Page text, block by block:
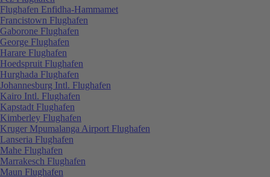
Flughafen Enfidha-Hammamet
Francistown Flughafen
Gaborone Flughafen
George Flughafen
Harare Flughafen
Hoedspruit Flughafen
Hurghada Flughafen
Johannesburg Intl. Flughafen
Kairo Intl. Flughafen
Kapstadt Flughafen
Kimberley Flughafen
Kruger Mpumalanga Airport Flughafen
Lanseria Flughafen
Mahe Flughafen
Marrakesch Flughafen
Maun Flughafen